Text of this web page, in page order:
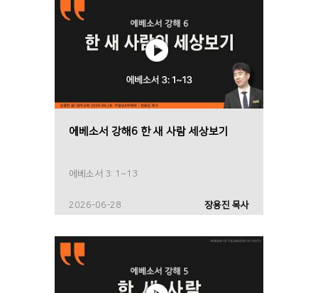
에베소서 강해6 한 새 사람 세상보기
에베소서 3: 1~13
2026-06-28 장용진 목사